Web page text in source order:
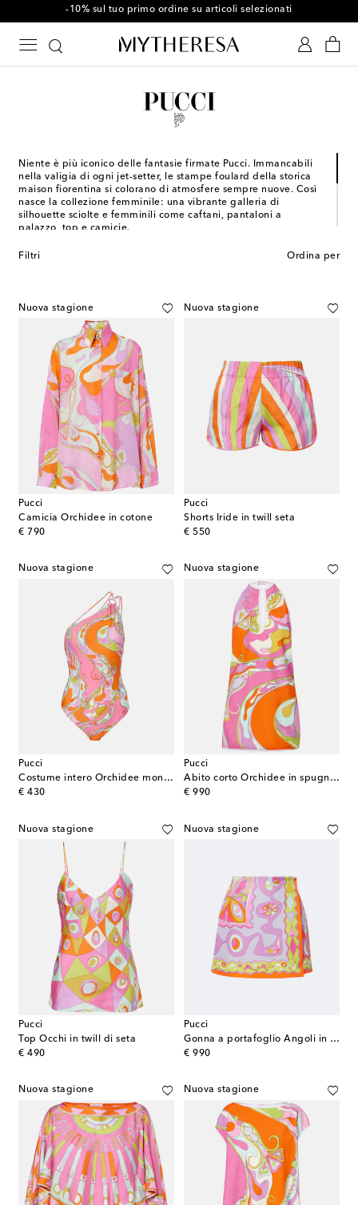
-10% sul tuo primo ordine su articoli selezionati
Niente è più iconico delle fantasie firmate Pucci. Immancabili
nella valigia di ogni jet-setter, le stampe foulard della storica
maison fiorentina si colorano di atmosfere sempre nuove. Così
nasce la collezione femminile: una vibrante galleria di
silhouette sciolte e femminili come caftani, pantaloni a
palazzo, top e camicie.
Pietra miliare della moda italiana, il brand italiano deve la sua
fama alle straordinarie doti di colorista del suo fondatore
al beachwear. Nel settembre 2021 la stilista italo-francese
Camille Miceli è stata nominata nuovo Direttore Artistico del
marchio.
Filtri Ordina per
Nuova stagione
Pucci
Camicia Orchidee in cotone
€ 790
original price
Nuova stagione
Pucci
Shorts Iride in twill seta
€ 550
original price
Nuova stagione
Pucci
Costume intero Orchidee monospalla
€ 430
original price
Nuova stagione
Pucci
Abito corto Orchidee in spugna misto cotone
€ 990
original price
Nuova stagione
Pucci
Top Occhi in twill di seta
€ 490
original price
Nuova stagione
Pucci
Gonna a portafoglio Angoli in twill
€ 990
original price
Nuova stagione Nuova stagione